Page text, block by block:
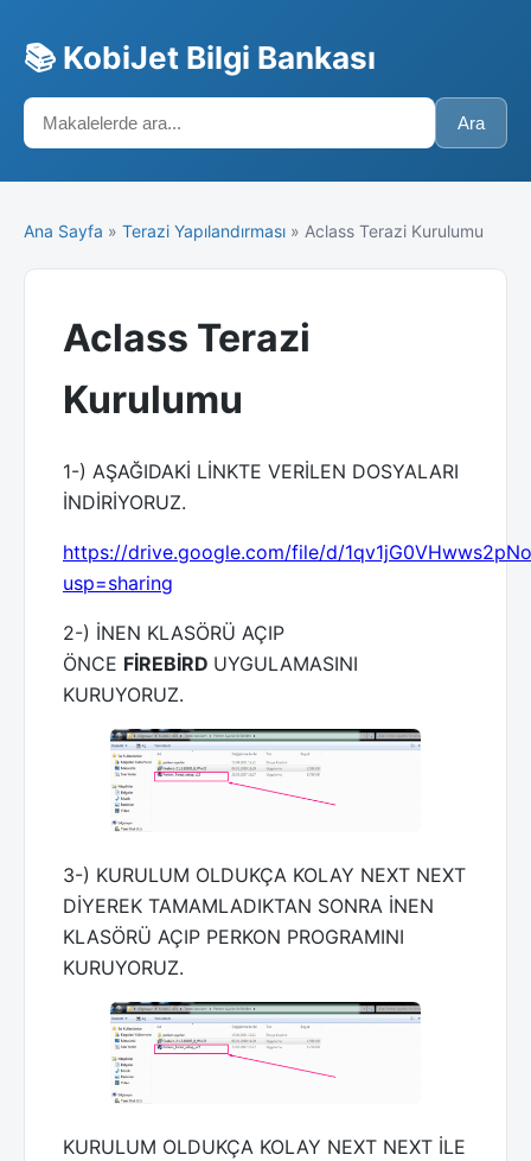
📚 KobiJet Bilgi Bankası
Ara
Ana Sayfa » Terazi Yapılandırması » Aclass Terazi Kurulumu
Aclass Terazi
Kurulumu
1-) AŞAĞIDAKİ LİNKTE VERİLEN DOSYALARI
İNDİRİYORUZ.
https://drive.google.com/file/d/
usp=sharing
2-) İNEN KLASÖRÜ AÇIP
ÖNCE FİREBİRD UYGULAMASINI
KURUYORUZ.
3-) KURULUM OLDUKÇA KOLAY NEXT NEXT
DİYEREK TAMAMLADIKTAN SONRA İNEN
KLASÖRÜ AÇIP PERKON PROGRAMINI
KURUYORUZ.
KURULUM OLDUKÇA KOLAY NEXT NEXT İLE